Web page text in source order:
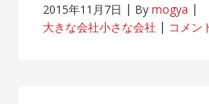
が
2015年11月7日 Bymogya
大きな会社小さな会社
コメン